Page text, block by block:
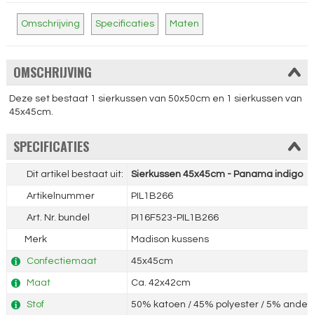
Omschrijving Specificaties Maten
OMSCHRIJVING
Deze set bestaat 1 sierkussen van 50x50cm en 1 sierkussen van
45x45cm.
SPECIFICATIES
Dit artikel bestaat uit: Sierkussen 45x45cm - Panama indigo
Artikelnummer PIL1B266
Art. Nr. bundel PI16F523-PIL1B266
Merk Madison kussens
Confectiemaat 45x45cm
Maat Ca. 42x42cm
Stof 50% katoen / 45% polyester / 5%